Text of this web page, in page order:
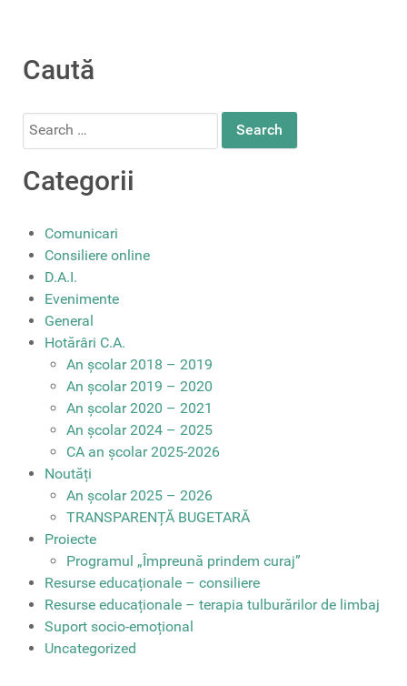
Caută
Search
Categorii
Comunicari
Consiliere online
D.A.I.
Evenimente
General
Hotărâri C.A.
An școlar 2018 – 2019
An școlar 2019 – 2020
An școlar 2020 – 2021
An școlar 2024 – 2025
CA an școlar 2025-2026
Noutăți
An școlar 2025 – 2026
TRANSPARENȚĂ BUGETARĂ
Proiecte
Programul „Împreună prindem curaj”
Resurse educaționale – consiliere
Resurse educaționale – terapia tulburărilor de limbaj
Suport socio-emoțional
Uncategorized